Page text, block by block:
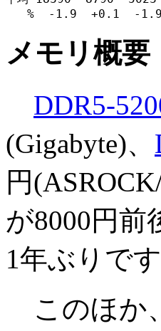
%  -1.9  +0.1  -
メモリ概要
DDR5-
(Gigabyte)、
円
が8000円前
1年ぶりで
このほか、